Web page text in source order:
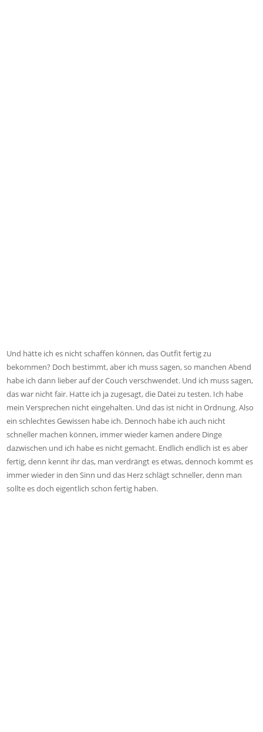
Und hätte ich es nicht schaffen können, das Outfit fertig zu
bekommen? Doch bestimmt, aber ich muss sagen, so manchen Abend
habe ich dann lieber auf der Couch verschwendet. Und ich muss sagen,
das war nicht fair. Hatte ich ja zugesagt, die Datei zu testen. Ich habe
mein Versprechen nicht eingehalten. Und das ist nicht in Ordnung. Also
ein schlechtes Gewissen habe ich. Dennoch habe ich auch nicht
schneller machen können, immer wieder kamen andere Dinge
dazwischen und ich habe es nicht gemacht. Endlich endlich ist es aber
fertig, denn kennt ihr das, man verdrängt es etwas, dennoch kommt es
immer wieder in den Sinn und das Herz schlägt schneller, denn man
sollte es doch eigentlich schon fertig haben.